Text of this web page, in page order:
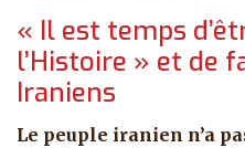
« Il est temps
l’Histoire » et de
Iraniens
Le peuple iranien n’a